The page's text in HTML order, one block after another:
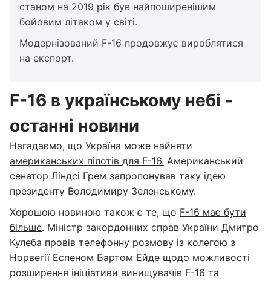
станом на 2019 рік був найпоширенішим
бойовим літаком у світі.
Модернізований F-16 продовжує вироблятися
на експорт.
F-16 в українському небі -
останні новини
Нагадаємо, що Україна може найняти
американських пілотів для F-16. Американський
сенатор Ліндсі Грем запропонував таку ідею
президенту Володимиру Зеленському.
Хорошою новиною також є те, що F-16 має бути
більше. Міністр закордонних справ України Дмитро
Кулеба провів телефонну розмову із колегою з
Норвегії Еспеном Бартом Ейде щодо можливості
розширення ініціативи винищувачів F-16 та